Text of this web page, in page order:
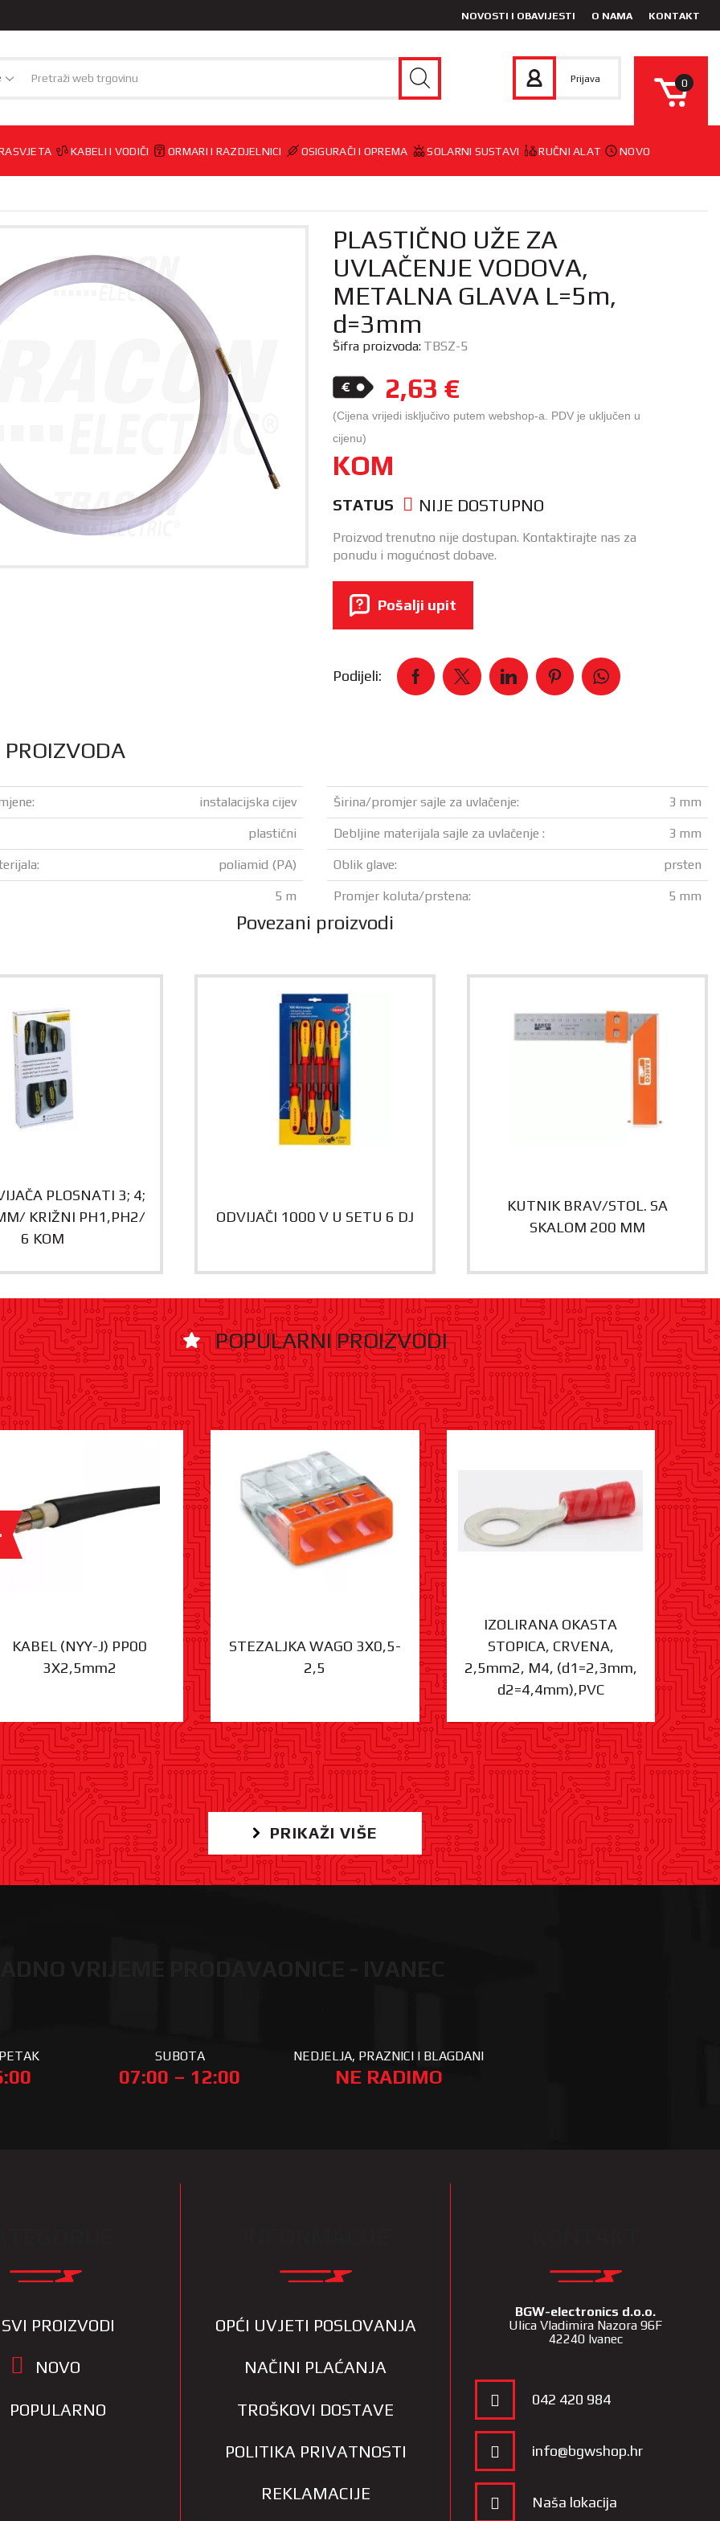
NOVOSTI I OBAVIJESTI O NAMA KONTAKT
Prijava 0
KABELI I VODIČI ORMARI I RAZDJELNICI OSIGURAČI I OPREMA SOLARNI SUSTAVI RUČNI ALAT NOVO
PLASTIČNO UŽE ZA
UVLAČENJE VODOVA,
METALNA GLAVA L=5m,
d=3mm
Šifra proizvoda: TBSZ-5
2,63 €
(Cijena vrijedi isključivo putem webshop-a. PDV je uključen u
cijenu)
KOM
STATUS NIJE DOSTUPNO
Proizvod trenutno nije dostupan. Kontaktirajte nas za
ponudu i mogućnost dobave.
Pošalji upit
Podijeli:
PROIZVODA
instalacijska cijev
plastični
poliamid (PA)
5 m
Širina/promjer sajle za uvlačenje: 3 mm
Debljine materijala sajle za uvlačenje : 3 mm
Oblik glave: prsten
Promjer koluta/prstena: 5 mm
Povezani proizvodi
PLOSNATI 3; 4;
KRIŽNI PH1,PH2/
6 KOM
ODVIJAČI 1000 V U SETU 6 DJ
KUTNIK BRAV/STOL. SA
SKALOM 200 MM
POPULARNI PROIZVODI
KABEL (NYY-J) PP00
3X2,5mm2
STEZALJKA WAGO 3X0,5-
2,5
IZOLIRANA OKASTA
STOPICA, CRVENA,
2,5mm2, M4, (d1=2,3mm,
d2=4,4mm),PVC
PRIKAŽI VIŠE
SUBOTA
07:00 – 12:00
NEDJELJA, PRAZNICI I BLAGDANI
NE RADIMO
SVI PROIZVODI
NOVO
POPULARNO
OPĆI UVJETI POSLOVANJA
NAČINI PLAĆANJA
TROŠKOVI DOSTAVE
POLITIKA PRIVATNOSTI
REKLAMACIJE
BGW-electronics d.o.o.
Ulica Vladimira Nazora 96F
42240 Ivanec
042 420 984
info@bgwshop.hr
Naša lokacija